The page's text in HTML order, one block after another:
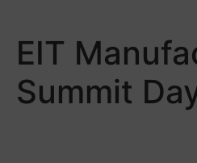
EIT
Summit